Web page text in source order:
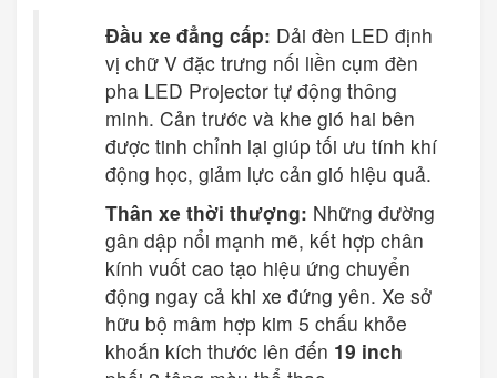
Đầu xe đẳng cấp: Dải đèn LED định
vị chữ V đặc trưng nối liền cụm đèn
pha LED Projector tự động thông
minh. Cản trước và khe gió hai bên
được tinh chỉnh lại giúp tối ưu tính khí
động học, giảm lực cản gió hiệu quả.
Thân xe thời thượng: Những đường
gân dập nổi mạnh mẽ, kết hợp chân
kính vuốt cao tạo hiệu ứng chuyển
động ngay cả khi xe đứng yên. Xe sở
hữu bộ mâm hợp kim 5 chấu khỏe
khoắn kích thước lên đến 19 inch